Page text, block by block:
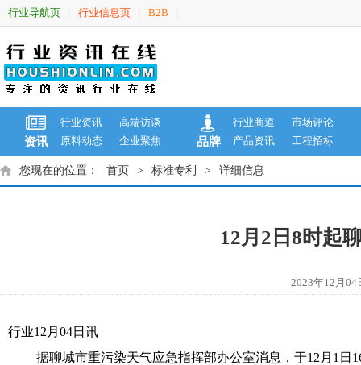
行业导航页 行业信息页 B2B
资讯
行业资讯
高端访谈
原料动态
企业聚焦 品牌
行业商道
市场评论
产品资讯
工程招标
您现在的位置： 首页 > 标准专利 > 详细信息
12月2日8时起
2023年12月
行业12月04日讯
据聊城市重污染天气应急指挥部办公室消息，于12月1